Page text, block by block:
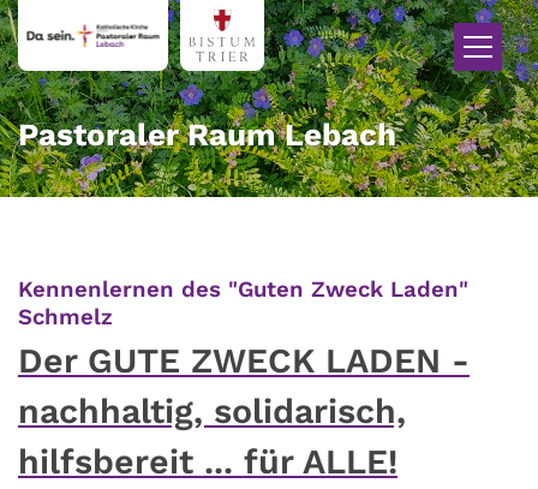
Zum Inhalt springen
Pastoraler Raum Lebach
Kennenlernen des "Guten Zweck Laden"
Schmelz
Der GUTE ZWECK LADEN -
nachhaltig, solidarisch,
hilfsbereit ... für ALLE!